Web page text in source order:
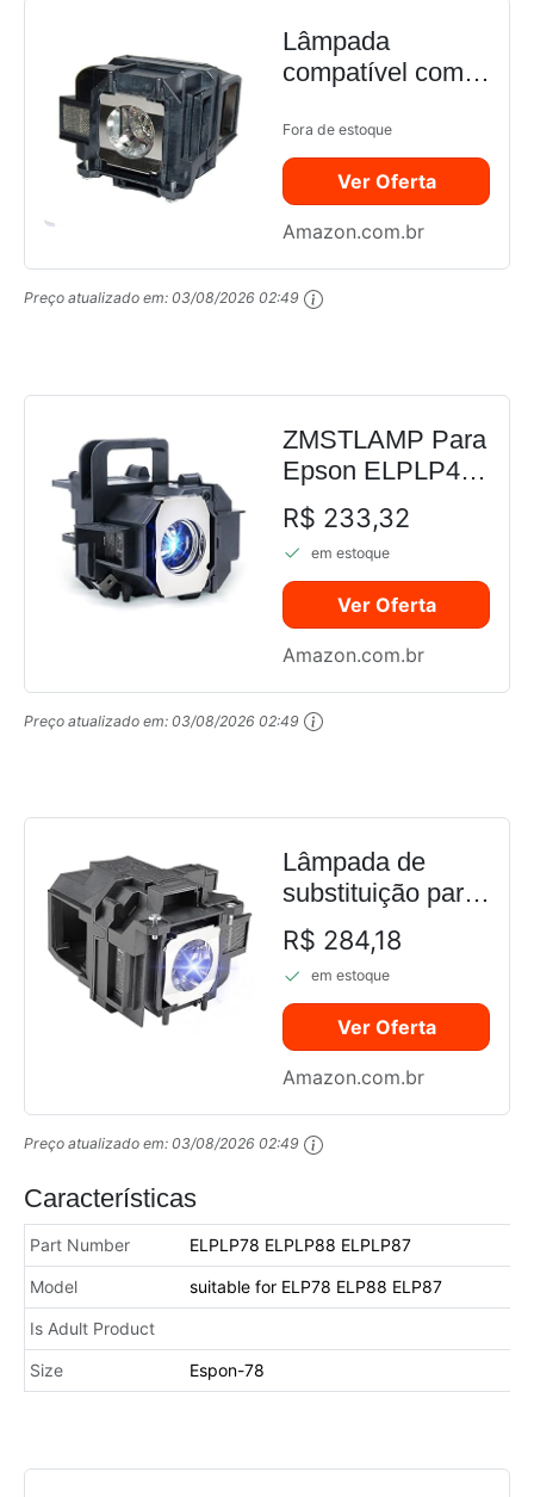
Lâmpada
compatível com
V13H010L78
para Epson EB-
945 / EB-955W /
EB-965 / EB-98 /
/ EB-W18
Fora de estoque
Ver Oferta
Amazon.com.br
Preço atualizado em: 03/08/2026 02:49
ZMSTLAMP Para
Epson ELPLP49
PowerLite Home
Cinema 6100
8345 8700UB
6500UB 8350
8100 8500UB
6100 6500 8100
8500 9500, Pro
Cinema 7100
R$ 233,32
em estoque
Ver Oferta
Amazon.com.br
Preço atualizado em: 03/08/2026 02:49
Lâmpada de
substituição para
projetor Epson
PowerLite
ELPLP78 /
V13H010L78
LBTGROUP
Home Theater
2030 2000
730HD 725HD
EX3220
EX6220...
R$ 284,18
em estoque
Ver Oferta
Amazon.com.br
Preço atualizado em: 03/08/2026 02:49
Características
Part Number ELPLP78 ELPLP88 ELPLP87
Model suitable for ELP78 ELP88 ELP87
Is Adult Product
Size Espon-78